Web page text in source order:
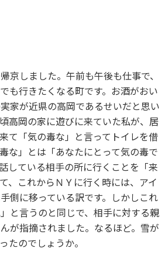
京しました。午前も午後も仕事で、
も行きたくなる町です。お酒がおい
家が近県の高岡であるせいだと思い
高岡の家に遊びに来ていた私が、居
て「気の毒な」と言ってトイレを借
な」とは「あなたにとって気の毒で
している相手の所に行くことを「来
、これからＮＹに行く時には、アイ
側に移っている訳です。しかしこれ
と言うのと同じで、相手に対する親
が指摘されました。なるほど。雪が
たのでしょうか。